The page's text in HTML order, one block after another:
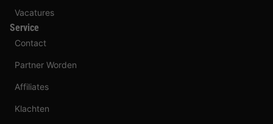
Vacatures
Service
Contact
Partner Worden
Affiliates
Klachten